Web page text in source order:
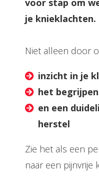
je knieklachten.
Niet alleen door
inzicht in je
het
en een
herstel
Zie het als een
naar een pijnvrije